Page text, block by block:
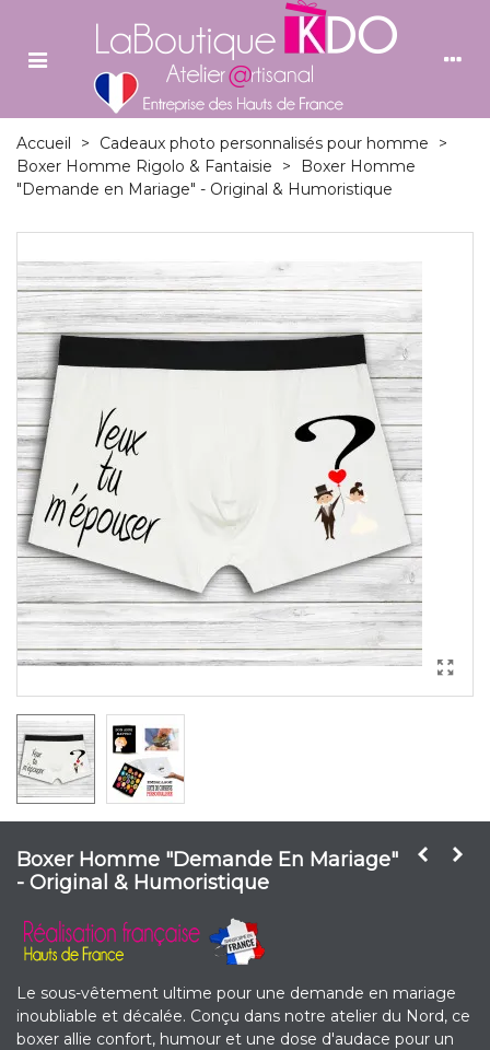
Accueil > Cadeaux photo personnalisés pour homme
>
Boxer Homme Rigolo & Fantaisie
>
Boxer Homme
"Demande en Mariage" - Original & Humoristique
Boxer Homme "Demande En Mariage"
- Original & Humoristique
Le sous-vêtement ultime pour une demande en mariage
inoubliable et décalée. Conçu dans notre atelier du Nord, ce
boxer allie confort, humour et une dose d'audace pour un